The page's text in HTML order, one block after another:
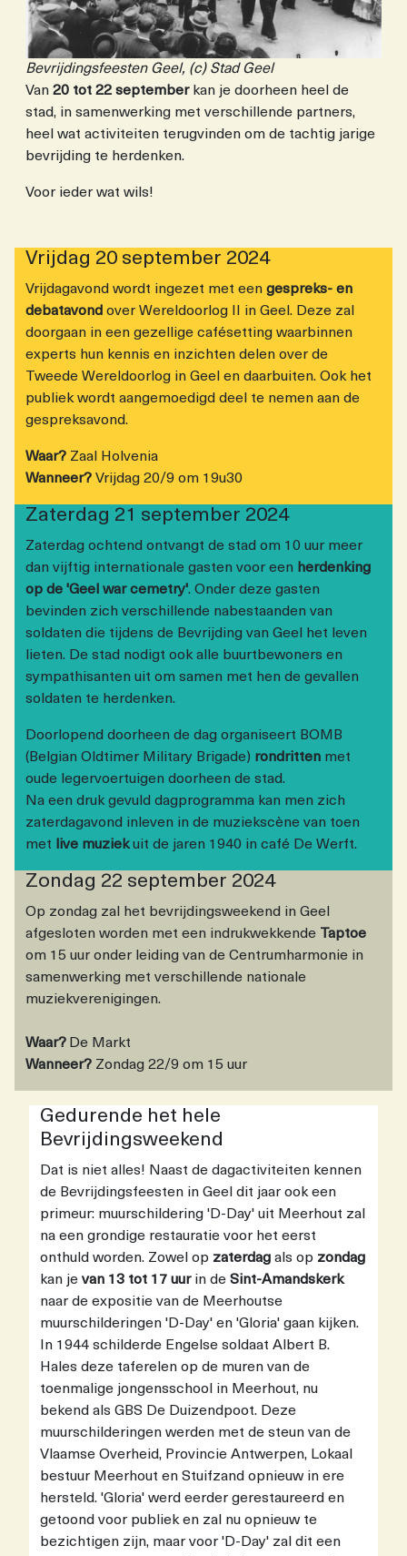
Bevrijdingsfeesten Geel, (c) Stad Geel
Van 20 tot 22 september kan je doorheen heel de
stad, in samenwerking met verschillende partners,
heel wat activiteiten terugvinden om de tachtig jarige
bevrijding te herdenken.
Voor ieder wat wils!
Vrijdag 20 september 2024
Vrijdagavond wordt ingezet met een gespreks- en
debatavond over Wereldoorlog II in Geel. Deze zal
doorgaan in een gezellige cafésetting waarbinnen
experts hun kennis en inzichten delen over de
Tweede Wereldoorlog in Geel en daarbuiten. Ook het
publiek wordt aangemoedigd deel te nemen aan de
gespreksavond.
Waar? Zaal Holvenia
Wanneer? Vrijdag 20/9 om 19u30
Zaterdag 21 september 2024
Zaterdag ochtend ontvangt de stad om 10 uur meer
dan vijftig internationale gasten voor een herdenking
op de 'Geel war cemetry'. Onder deze gasten
bevinden zich verschillende nabestaanden van
soldaten die tijdens de Bevrijding van Geel het leven
lieten. De stad nodigt ook alle buurtbewoners en
sympathisanten uit om samen met hen de gevallen
soldaten te herdenken.
Doorlopend doorheen de dag organiseert BOMB
(Belgian Oldtimer Military Brigade) rondritten met
oude legervoertuigen doorheen de stad.
Na een druk gevuld dagprogramma kan men zich
zaterdagavond inleven in de muziekscène van toen
met live muziekuit de jaren 1940 in café De Werft.
Zondag 22 september 2024
Op zondag zal het bevrijdingsweekend in Geel
afgesloten worden met een indrukwekkende Taptoe
om 15 uur onder leiding van de Centrumharmonie in
samenwerking met verschillende nationale
muziekverenigingen.
Waar? De Markt
Wanneer? Zondag 22/9 om 15 uur
Gedurende het hele
Bevrijdingsweekend
Dat is niet alles! Naast de dagactiviteiten kennen
de Bevrijdingsfeesten in Geel dit jaar ook een
primeur: muurschildering 'D-Day' uit Meerhout zal
na een grondige restauratie voor het eerst
onthuld worden. Zowel op zaterdag als op zondag
kan je van 13 tot 17 uurin de Sint-Amandskerk
naar de expositie van de Meerhoutse
muurschilderingen 'D-Day' en 'Gloria' gaan kijken.
In 1944 schilderde Engelse soldaat Albert B.
Hales deze taferelen op de muren van de
toenmalige jongensschool in Meerhout, nu
bekend als GBS De Duizendpoot. Deze
muurschilderingen werden met de steun van de
Vlaamse Overheid, Provincie Antwerpen, Lokaal
bestuur Meerhout en Stuifzand opnieuw in ere
hersteld. 'Gloria' werd eerder gerestaureerd en
getoond voor publiek en zal nu opnieuw te
bezichtigen zijn, maar voor 'D-Day' zal dit een